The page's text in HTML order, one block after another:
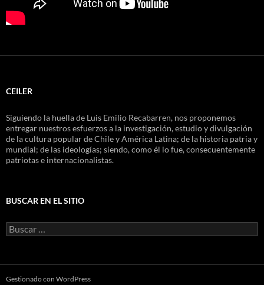
CEILER
Siguiendo la huella de Luis Emilio Recabarren, nos proponemos
entregar nuestros esfuerzos a la investigación, estudio y divulgación
de la cultura popular de Chile y América Latina; de la historia patria y
mundial; de las ideologías; siendo, como él lo fue, consecuentemente
patriotas e internacionalistas.
BUSCAR EN EL SITIO
Buscar
por:
Gestionado con WordPress